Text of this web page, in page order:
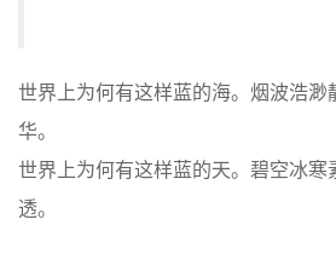
世界上为何有这样蓝的海。烟波浩渺
华。
世界上为何有这样蓝的天。碧空冰寒
透。